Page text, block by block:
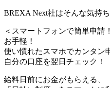
BREXA Next社はそんな気持
＜スマートフォンで簡単申請
お手軽！
使い慣れたスマホでカンタン
自分の口座を翌日チェック！
給料日前にお金がもらえる、